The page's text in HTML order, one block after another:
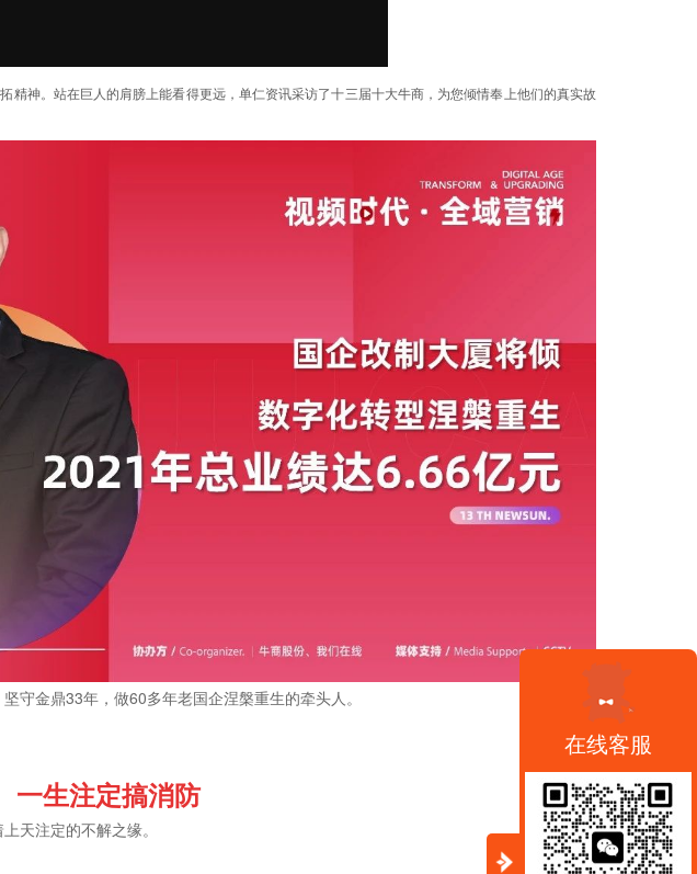
精神。站在巨人的肩膀上能看得更远，单仁资讯采访了十三届十大牛商，为您倾情奉上他们的真实故
守金鼎33年，做60多年老国企涅槃重生的牵头人。
一生注定搞消防
天注定的不解之缘。
在线客服